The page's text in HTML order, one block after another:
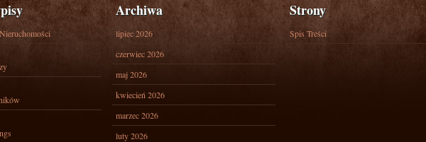
Archiwa
lipiec 2026
czerwiec 2026
maj 2026
kwiecień 2026
marzec 2026
luty 2026
Strony
Spis Treści